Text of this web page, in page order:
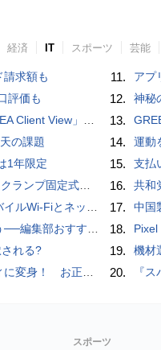
経済 IT スポーツ 芸能
求額も
評価も
をAIが分析したら「すぐに休んで」と言われる？
の課題
1年限定
Strip (10-in-1, 70W, クランプ式)」レビュー
トHDD【PC-DIY 秋の陣】
7冊：WIRED BOOK GUIDE
される?
パッケージの注文受付開始
11. アプ
12. 神秘の森で授か
13.
14. 運動を自動
15. 支払いは1
16. 共和党が望ん
17. 中国製
18. Pixel
19. 機材選
20. 『スパイ
スポーツ